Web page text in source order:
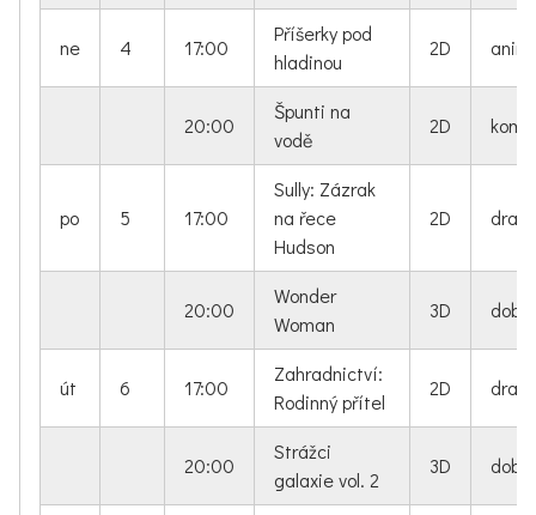
ne 4 17:00
Příšerky pod
hladinou
2D
20:00
Špunti na
vodě
2D
po 5 17:00
Sully: Zázrak
na řece
Hudson
2D
20:00
Wonder
Woman
3D
út 6 17:00
Zahradnictví:
Rodinný přítel
2D
20:00
Strážci
galaxie vol. 2
3D